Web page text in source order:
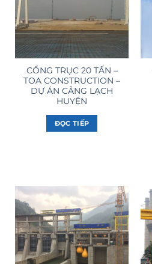
CỔNG TRỤC 20 TẤN –
TOA CONSTRUCTION –
DỰ ÁN CẢNG LẠCH
HUYỆN
ĐỌC TIẾP